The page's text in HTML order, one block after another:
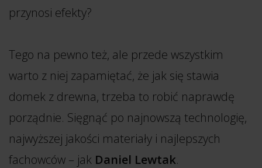
przynosi efekty?
Tego na pewno też, ale przede wszystkim
warto z niej zapamiętać, że jak się stawia
domek z drewna, trzeba to robić naprawdę
porządnie. Sięgnąć po najnowszą technologię,
najwyższej jakości materiały i najlepszych
fachowców – jak Daniel Lewtak.